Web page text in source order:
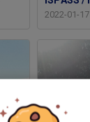
2022-01-17